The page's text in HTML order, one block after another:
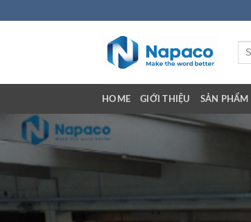
Tìm
HOME GIỚI THIỆU SẢN PHẨM